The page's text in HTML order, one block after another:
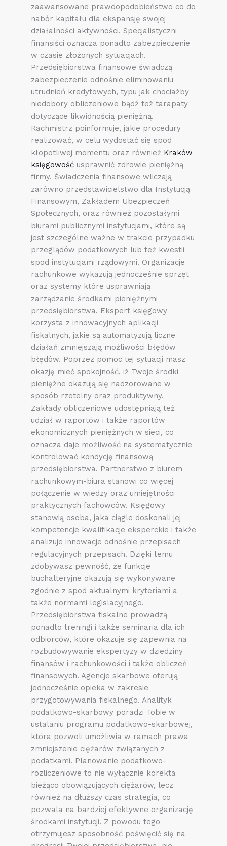
zaawansowane prawdopodobieństwo co do
nabór kapitału dla ekspansję swojej
działalności aktywności. Specjalistyczni
finansiści oznacza ponadto zabezpieczenie
w czasie złożonych sytuacjach.
Przedsiębiorstwa finansowe świadczą
zabezpieczenie odnośnie eliminowaniu
utrudnień kredytowych, typu jak chociażby
niedobory obliczeniowe bądź też tarapaty
dotyczące likwidnością pieniężną.
Rachmistrz poinformuje, jakie procedury
realizować, w celu wydostać się spod
kłopotliwej momentu oraz również Kraków
księgowość usprawnić zdrowie pieniężną
firmy. Świadczenia finansowe wliczają
zarówno przedstawicielstwo dla Instytucją
Finansowym, Zakładem Ubezpieczeń
Społecznych, oraz również pozostałymi
biurami publicznymi instytucjami, które są
jest szczególne ważne w trakcie przypadku
przeglądów podatkowych lub też kwestii
spod instytucjami rządowymi. Organizacje
rachunkowe wykazują jednocześnie sprzęt
oraz systemy które usprawniają
zarządzanie środkami pieniężnymi
przedsiębiorstwa. Ekspert księgowy
korzysta z innowacyjnych aplikacji
fiskalnych, jakie są automatyzują liczne
działań zmniejszają możliwości błędów
błędów. Poprzez pomoc tej sytuacji masz
okazję mieć spokojność, iż Twoje środki
pieniężne okazują się nadzorowane w
sposób rzetelny oraz produktywny.
Zakłady obliczeniowe udostępniają też
udział w raportów i także raportów
ekonomicznych pieniężnych w sieci, co
oznacza daje możliwość na systematycznie
kontrolować kondycję finansową
przedsiębiorstwa. Partnerstwo z biurem
rachunkowym-biura stanowi co więcej
połączenie w wiedzy oraz umiejętności
praktycznych fachowców. Księgowy
stanowią osoba, jaka ciągle doskonali jej
kompetencje kwalifikacje eksperckie i także
analizuje innowacje odnośnie przepisach
regulacyjnych przepisach. Dzięki temu
zdobywasz pewność, że funkcje
buchalteryjne okazują się wykonywane
zgodnie z spod aktualnymi kryteriami a
także normami legislacyjnego.
Przedsiębiorstwa fiskalne prowadzą
ponadto treningi i także seminaria dla ich
odbiorców, które okazuje się zapewnia na
rozbudowywanie ekspertyzy w dziedziny
finansów i rachunkowości i także obliczeń
finansowych. Agencje skarbowe oferują
jednocześnie opieka w zakresie
przygotowywania fiskalnego. Analityk
podatkowo-skarbowy poradzi Tobie w
ustalaniu programu podatkowo-skarbowej,
która pozwoli umożliwia w ramach prawa
zmniejszenie ciężarów związanych z
podatkami. Planowanie podatkowo-
rozliczeniowe to nie wyłącznie korekta
bieżąco obowiązujących ciężarów, lecz
również na dłuższy czas strategia, co
pozwala na bardziej efektywne organizację
środkami instytucji. Z powodu tego
otrzymujesz sposobność poświęcić się na